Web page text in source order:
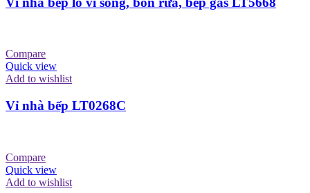
Compare
Quick view
Add to wishlist
Vỉ nhà bếp LT0268C
Compare
Quick view
Add to wishlist